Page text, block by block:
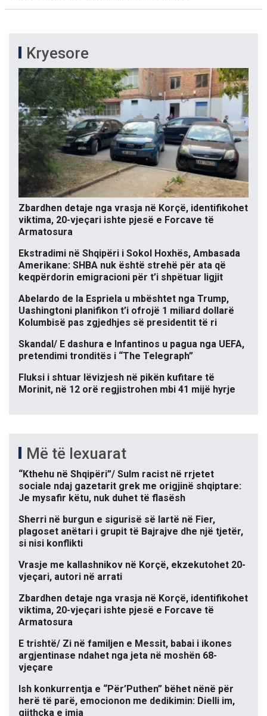
Kryesore
Zbardhen detaje nga vrasja në Korçë, identifikohet
viktima, 20-vjeçari ishte pjesë e Forcave të
Armatosura
Ekstradimi në Shqipëri i Sokol Hoxhës, Ambasada
Amerikane: SHBA nuk është strehë për ata që
keqpërdorin emigracioni për t’i shpëtuar ligjit
Abelardo de la Espriela u mbështet nga Trump,
Uashingtoni planifikon t’i ofrojë 1 miliard dollarë
Kolumbisë pas zgjedhjes së presidentit të ri
Skandal/ E dashura e Infantinos u pagua nga UEFA,
pretendimi tronditës i “The Telegraph”
Fluksi i shtuar lëvizjesh në pikën kufitare të
Morinit, në 12 orë regjistrohen mbi 41 mijë hyrje
Më të lexuarat
“Kthehu në Shqipëri”/ Sulm racist në rrjetet
sociale ndaj gazetarit grek me origjinë shqiptare:
Je mysafir këtu, nuk duhet të flasësh
Sherri në burgun e sigurisë së lartë në Fier,
plagoset anëtari i grupit të Bajrajve dhe një tjetër,
si nisi konflikti
Vrasje me kallashnikov në Korçë, ekzekutohet 20-
vjeçari, autori në arrati
Zbardhen detaje nga vrasja në Korçë, identifikohet
viktima, 20-vjeçari ishte pjesë e Forcave të
Armatosura
E trishtë/ Zi në familjen e Messit, babai i ikones
argjentinase ndahet nga jeta në moshën 68-
vjeçare
Ish konkurrentja e “Për’Puthen” bëhet nënë për
herë të parë, emocionon me dedikimin: Dielli im,
gjithçka e imja